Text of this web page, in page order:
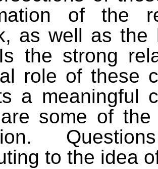
of the
as well as the
the strong
role of these
a meaningful
some of
to the idea